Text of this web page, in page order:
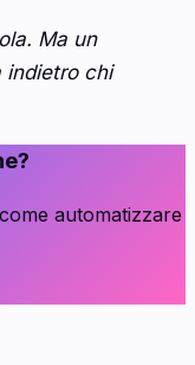
Ma un
indietro chi
automatizzare